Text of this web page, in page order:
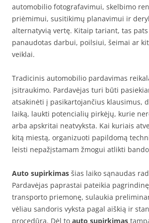
automobilio fotografavimui, skelbimo
priėmimui, susitikimų planavimui ir
alternatyvią vertę. Kitaip tariant, tas
panaudotas darbui, poilsiui, šeimai ar
veiklai.
Tradicinis automobilio pardavimas
įsitraukimo. Pardavėjas turi būti
atsakinėti į pasikartojančius klausimus,
laiką, laukti potencialių pirkėjų, kurie
arba apskritai neatvyksta. Kai kuriais
kitą miestą, organizuoti papildomą
leisti nepažįstamam žmogui atlikti
Auto supirkimas šias laiko sąnaudas
Pardavėjas paprastai pateikia
transporto priemonę, sulaukia
vėliau sandoris vyksta pagal aiškią ir
procedūrą. Dėl to auto supirkimas